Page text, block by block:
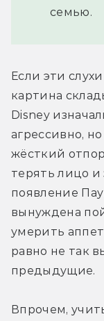
семью.
Если эти
картина
Disney
агрессивно,
жёсткий
терять лицо и
появление
вынуждена
умерить
равно не так
предыдущие.
Впрочем,